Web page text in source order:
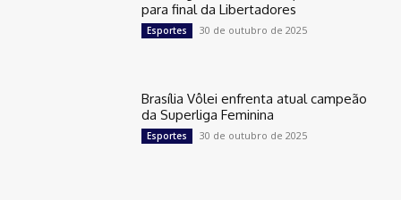
para final da Libertadores
Esportes 30 de outubro de 2025
Brasília Vôlei enfrenta atual campeão
da Superliga Feminina
Esportes 30 de outubro de 2025